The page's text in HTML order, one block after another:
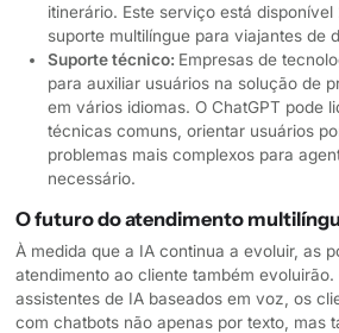
itinerário. Este serviço está
suporte multilíngue para viajantes de
Suporte técnico: Empresas de
para auxiliar usuários na solução de
em vários idiomas. O ChatGPT pode
técnicas comuns, orientar usuários
problemas mais complexos para
necessário.
O futuro do atendimento
À medida que a IA continua a evoluir, as
atendimento ao cliente também
assistentes de IA baseados em voz, os
com chatbots não apenas por texto, mas